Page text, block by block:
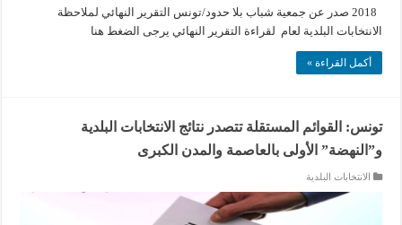
2018 صدر عن جمعية شباب بلا حدود/تونس التقرير النهائي لملاحظة
الانتخابات البلدية لعام لقراءة التقرير النهائي يرجى الضغط هنا
أكمل القراءة »
تونس: القوائم المستقلة تتصدر نتائج الانتخابات البلدية
و”النهضة” الأولى بالعاصمة والمدن الكبرى
الانتخابات البلدية